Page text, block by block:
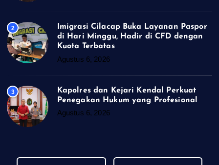
2
Imigrasi Cilacap Buka Layanan Paspor
di Hari Minggu, Hadir di CFD dengan
Kuota Terbatas
Agustus 6, 2026
3
Kapolres dan Kejari Kendal Perkuat
Penegakan Hukum yang Profesional
Agustus 6, 2026